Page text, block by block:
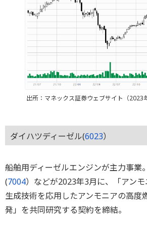
出所：マネックス証券ウェブサイト（2023
ダイハツディーゼル(6023）
船舶用ディーゼルエンジンが主力事業
(7004）などが2023年3月に、「アン
生成技術を応用したアンモニアの高度
発」を共同研究する契約を締結。